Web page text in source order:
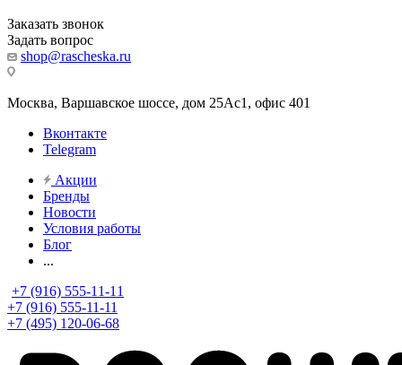
Заказать звонок
Задать вопрос
shop@rascheska.ru
Москва, Варшавское шоссе, дом 25Аc1, офис 401
Вконтакте
Telegram
Акции
Бренды
Новости
Условия работы
Блог
...
+7 (916) 555-11-11
+7 (916) 555-11-11
+7 (495) 120-06-68